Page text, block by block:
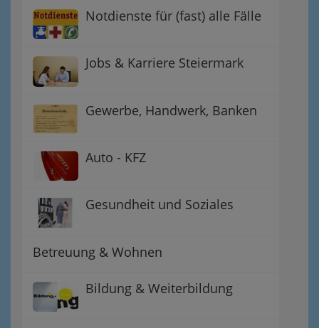
Notdienste für (fast) alle Fälle
Jobs & Karriere Steiermark
Gewerbe, Handwerk, Banken
Auto - KFZ
Gesundheit und Soziales
Betreuung & Wohnen
Bildung & Weiterbildung